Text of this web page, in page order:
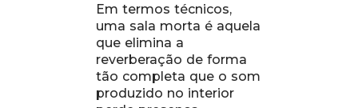
Em termos técnicos,
uma sala morta é aquela
que elimina a
reverberação de forma
tão completa que o som
produzido no interior